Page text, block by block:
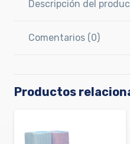
Descripción del
Comentarios (0)
Productos